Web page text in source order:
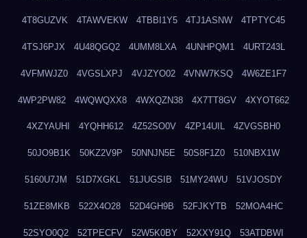
4T8GUZVK 4TAWVEKW 4TBBI1Y5 4TJ1ASNW 4TPTYC45
4TSJ6PJX 4U48QGQ2 4UMM8LXA 4UNHPQM1 4URT243L
4VFMWJZ0 4VGSLXPJ 4VJZYO02 4VNW7KSQ 4W6ZE1F7
4WP2PW82 4WQWQXX8 4WXQZN38 4X7TT8GV 4XYOT662
4XZYAUHI 4YQHH612 4Z52SO0V 4ZP14UIL 4ZVGSBH0
50JO9B1K 50KZ2V9P 50NNJN5E 50S8F1Z0 510NBX1W
5160U7JM 51D7XGKL 51JUGSIB 51MY24WU 51VJOSDY
51ZE8MKB 522X4O28 52D4GH9B 52FJKYTB 52MOA4HC
52SYO0Q2 52TPECFV 52W5K0BY 52XXY91Q 53ATDBWI